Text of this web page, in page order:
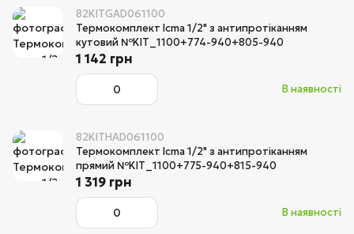
82KITGAD061100
Термокомплект Icma 1/2" з антипротіканням
кутовий №KIT_1100+774-940+805-940
В наявності
1 142 грн
82KITHAD061100
Термокомплект Icma 1/2" з антипротіканням
прямий №KIT_1100+775-940+815-940
В наявності
1 319 грн